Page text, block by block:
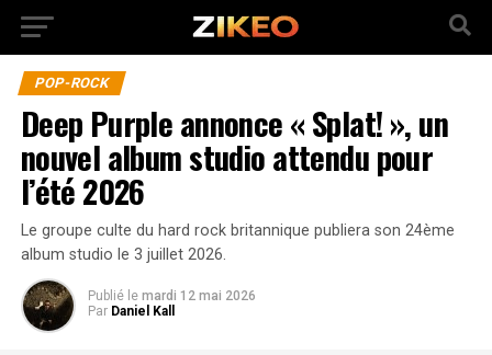
POP-ROCK
Deep Purple annonce « Splat! », un
nouvel album studio attendu pour
l’été 2026
Le groupe culte du hard rock britannique publiera son 24ème
album studio le 3 juillet 2026.
Publié le mardi 12 mai 2026
Par Daniel Kall